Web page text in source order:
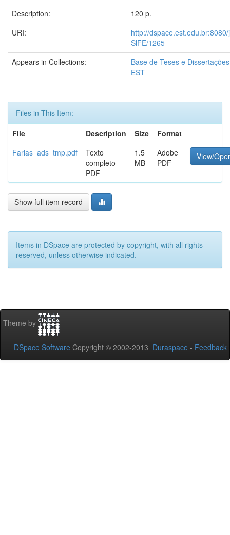
Description:
120 p.
URI:
http://
SlFE/1265
Appears in Collections:
Base de Teses e
EST
Files in This Item:
File
Description Size
Format
Farias_ads_tmp.pdf
Texto
completo -
PDF
1.5
MB
Adobe
PDF
View/
Show full item record
Items in DSpace are protected by copyright, with all rights
reserved, unless otherwise indicated.
Theme by
DSpace Software Copyright © 2002-2013 Duraspace - Feedback